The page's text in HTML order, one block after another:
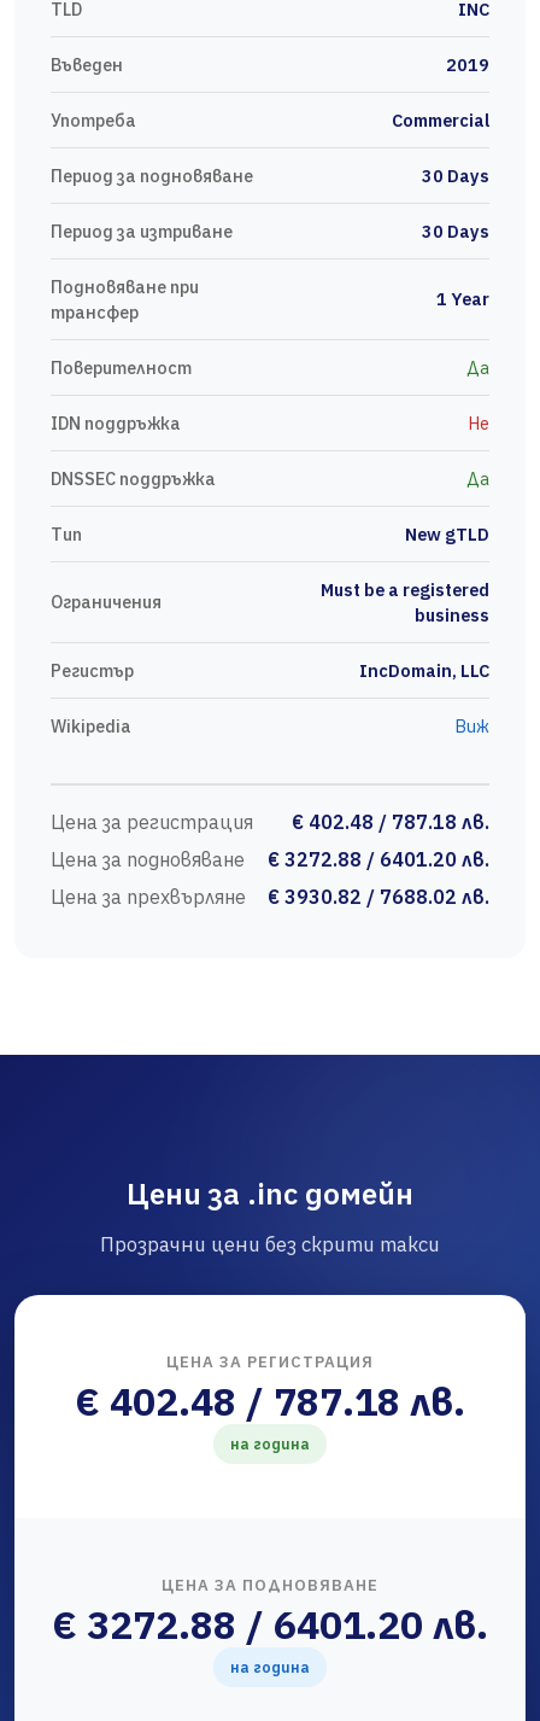
TLD INC
Въведен 2019
Употреба Commercial
Период за подновяване 30 Days
Период за изтриване 30 Days
Подновяване при
трансфер
1 Year
Поверителност Да
IDN поддръжка Не
DNSSEC поддръжка Да
Тип New gTLD
Ограничения
Must be a registered
business
Регистър IncDomain, LLC
Wikipedia Виж
Цена за регистрация
€ 402.48 / 787.18 лв.
Цена за подновяване
€ 3272.88 / 6401.20 лв.
Цена за прехвърляне
€ 3930.82 / 7688.02 лв.
Цени за .inc домейн
Прозрачни цени без скрити такси
ЦЕНА ЗА РЕГИСТРАЦИЯ
€ 402.48 / 787.18 лв.
на година
ЦЕНА ЗА ПОДНОВЯВАНЕ
€ 3272.88 / 6401.20 лв.
на година